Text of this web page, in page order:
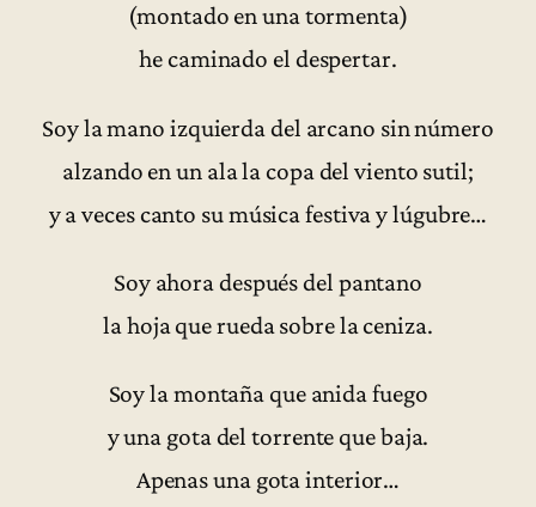
(montado en una tormenta)
he caminado el despertar.
Soy la mano izquierda del arcano sin número
alzando en un ala la copa del viento sutil;
y a veces canto su música festiva y lúgubre…
Soy ahora después del pantano
la hoja que rueda sobre la ceniza.
Soy la montaña que anida fuego
y una gota del torrente que baja.
Apenas una gota interior…